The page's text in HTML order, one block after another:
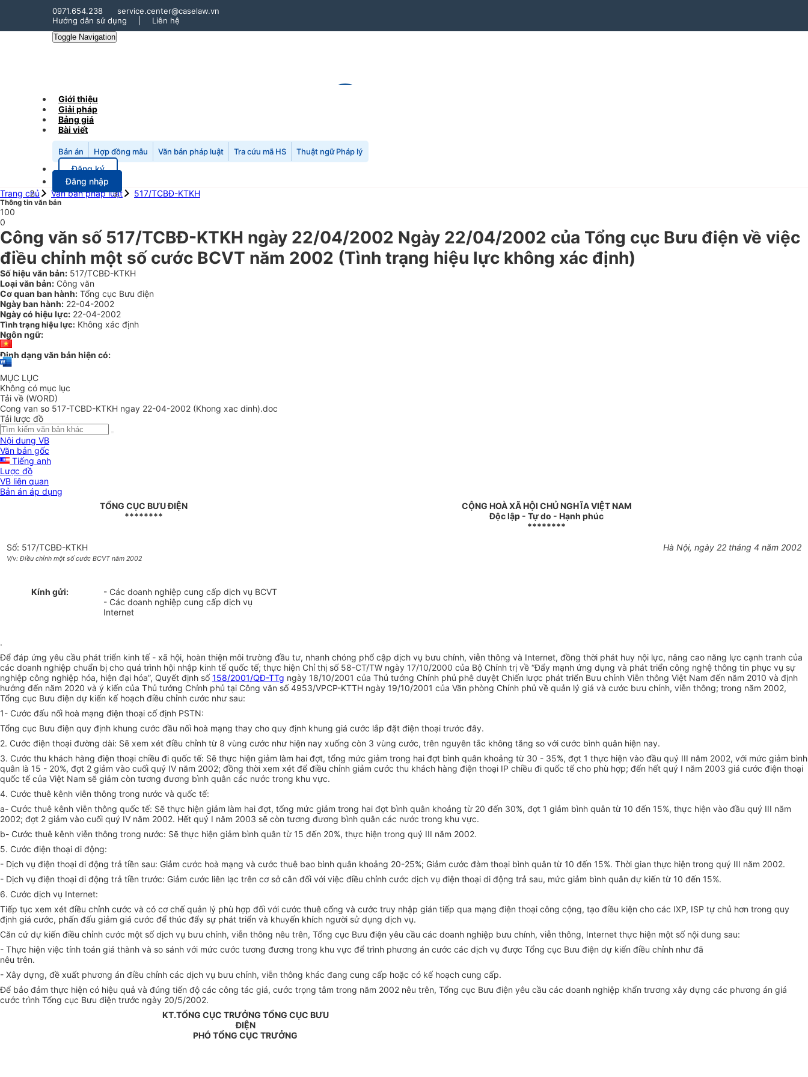
0971.654.238
service.center@caselaw.vn
Hướng dẫn sử dụng
Liên hệ
Toggle Navigation
Giới thiệu
Giải pháp
Bảng giá
Bài viết
Bản án Hợp đồng mẫu Văn bản pháp luật Tra cứu mã HS Thuật ngữ Pháp lý
Đăng ký
Đăng nhập
Trang chủ
Văn bản pháp luật 517/TCBĐ-KTKH
Thông tin văn bản
100
0
Công văn số 517/TCBĐ-KTKH ngày 22/04/2002 Ngày 22/04/2002 của Tổng cục Bưu điện về việc
điều chỉnh một số cước BCVT năm 2002 (Tình trạng hiệu lực không xác định)
Số hiệu văn bản: 517/TCBĐ-KTKH
Loại văn bản: Công văn
Cơ quan ban hành: Tổng cục Bưu điện
Ngày ban hành: 22-04-2002
Ngày có hiệu lực: 22-04-2002
Tình trạng hiệu lực: Không xác định
Ngôn ngữ:
Định dạng văn bản hiện có:
MỤC LỤC
Không có mục lục
Tải về (WORD)
Cong van so 517-TCBD-KTKH ngay 22-04-2002 (Khong xac dinh).doc
Tải lược đồ
Nội dung VB
Văn bản gốc
Tiếng anh
Lược đồ
VB liên quan
Bản án áp dụng
TỔNG CỤC BƯU ĐIỆN
********
CỘNG HOÀ XÃ HỘI CHỦ NGHĨA VIỆT NAM
Độc lập - Tự do - Hạnh phúc
********
Số: 517/TCBĐ-KTKH
V/v: Điều chỉnh một số cước BCVT năm 2002
Hà Nội, ngày 22 tháng 4 năm 2002
Kính gửi:
- Các doanh nghiệp cung cấp dịch vụ BCVT
- Các doanh nghiệp cung cấp dịch vụ
Internet
.
Để đáp ứng yêu cầu phát triển kinh tế - xã hội, hoàn thiện môi trường đầu tư, nhanh chóng phổ cập dịch vụ bưu chính, viễn thông và Internet, đồng thời phát huy nội lực, nâng cao năng lực cạnh tranh của
các doanh nghiệp chuẩn bị cho quá trình hội nhập kinh tế quốc tế; thực hiện Chỉ thị số 58-CT/TW ngày 17/10/2000 của Bộ Chính trị về “Đẩy mạnh ứng dụng và phát triển công nghệ thông tin phục vụ sự
nghiệp công nghiệp hóa, hiện đại hóa”, Quyết định số158/2001/QĐ-TTg ngày 18/10/2001 của Thủ tướng Chính phủ phê duyệt Chiến lược phát triển Bưu chính Viễn thông Việt Nam đến năm 2010 và định
hướng đến năm 2020 và ý kiến của Thủ tướng Chính phủ tại Công văn số 4953/VPCP-KTTH ngày 19/10/2001 của Văn phòng Chính phủ về quản lý giá và cước bưu chính, viễn thông; trong năm 2002,
Tổng cục Bưu điện dự kiến kế hoạch điều chỉnh cước như sau:
1- Cước đấu nối hoà mạng điện thoại cố định PSTN:
Tổng cục Bưu điện quy định khung cước đầu nối hoà mạng thay cho quy định khung giá cước lắp đặt điện thoại trước đây.
2. Cước điện thoại đường dài: Sẽ xem xét điều chỉnh từ 8 vùng cước như hiện nay xuống còn 3 vùng cước, trên nguyên tắc không tăng so với cước bình quân hiện nay.
3. Cước thu khách hàng điện thoại chiều đi quốc tế: Sẽ thực hiện giảm làm hai đợt, tổng mức giảm trong hai đợt bình quân khoảng từ 30 - 35%, đợt 1 thực hiện vào đầu quý III năm 2002, với mức giảm bình
quân là 15 - 20%, đợt 2 giảm vào cuối quý IV năm 2002; đồng thời xem xét để điều chỉnh giảm cước thu khách hàng điện thoại IP chiều đi quốc tế cho phù hợp; đến hết quý I năm 2003 giá cước điện thoại
quốc tế của Việt Nam sẽ giảm còn tương đương bình quân các nước trong khu vực.
4. Cước thuê kênh viễn thông trong nước và quốc tế:
a- Cước thuê kênh viễn thông quốc tế: Sẽ thực hiện giảm làm hai đợt, tổng mức giảm trong hai đợt bình quân khoảng từ 20 đến 30%, đợt 1 giảm bình quân từ 10 đến 15%, thực hiện vào đầu quý III năm
2002; đợt 2 giảm vào cuối quý IV năm 2002. Hết quý I năm 2003 sẽ còn tương đương bình quân các nước trong khu vực.
b- Cước thuê kênh viễn thông trong nước: Sẽ thực hiện giảm bình quân từ 15 đến 20%, thực hiện trong quý III năm 2002.
5. Cước điện thoại di động:
- Dịch vụ điện thoại di động trả tiền sau: Giảm cước hoà mạng và cước thuê bao bình quân khoảng 20-25%; Giảm cước đàm thoại bình quân từ 10 đến 15%. Thời gian thực hiện trong quý III năm 2002.
- Dịch vụ điện thoại di động trả tiền trước: Giảm cước liên lạc trên cơ sở cân đối với việc điều chỉnh cước dịch vụ điện thoại di động trả sau, mức giảm bình quân dự kiến từ 10 đến 15%.
6. Cước dịch vụ Internet:
Tiếp tục xem xét điều chỉnh cước và có cơ chế quản lý phù hợp đối với cước thuê cổng và cước truy nhập gián tiếp qua mạng điện thoại công cộng, tạo điều kiện cho các IXP, ISP tự chủ hơn trong quy
định giá cước, phấn đấu giảm giá cước để thúc đẩy sự phát triển và khuyến khích người sử dụng dịch vụ.
Căn cứ dự kiến điều chỉnh cước một số dịch vụ bưu chính, viễn thông nêu trên, Tổng cục Bưu điện yêu cầu các doanh nghiệp bưu chính, viễn thông, Internet thực hiện một số nội dung sau:
- Thực hiện việc tính toán giá thành và so sánh với mức cước tương đương trong khu vực để trình phương án cước các dịch vụ được Tổng cục Bưu điện dự kiến điều chỉnh như đã
nêu trên.
- Xây dựng, đề xuất phương án điều chỉnh các dịch vụ bưu chính, viễn thông khác đang cung cấp hoặc có kế hoạch cung cấp.
Để bảo đảm thực hiện có hiệu quả và đúng tiến độ các công tác giá, cước trọng tâm trong năm 2002 nêu trên, Tổng cục Bưu điện yêu cầu các doanh nghiệp khẩn trương xây dựng các phương án giá
cước trình Tổng cục Bưu điện trước ngày 20/5/2002.
KT.TỔNG CỤC TRƯỞNG TỔNG CỤC BƯU
ĐIỆN
PHÓ TỔNG CỤC TRƯỞNG